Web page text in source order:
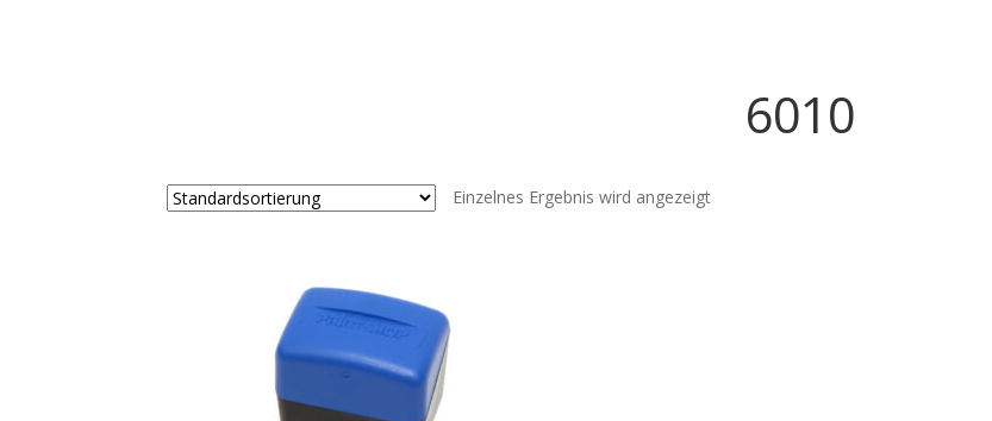
6010
Einzelnes Ergebnis wird angezeigt